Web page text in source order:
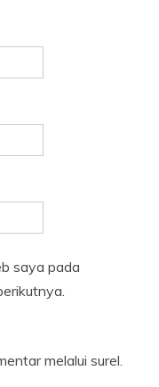
saya pada
melalui surel.